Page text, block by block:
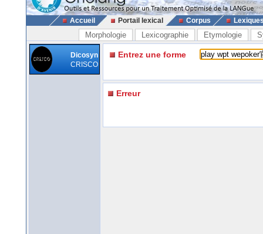
Accueil Portail lexical Corpus
Morphologie Lexicographie Etymologie
Dicosyn
CRISCO
Entrez une forme
Erreur